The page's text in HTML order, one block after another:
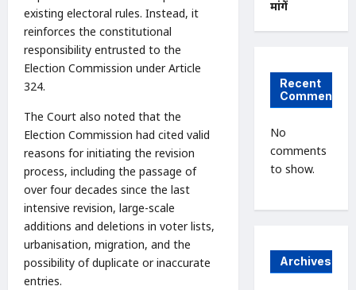
existing electoral rules. Instead, it
reinforces the constitutional
responsibility entrusted to the
Election Commission under Article
324.
The Court also noted that the
Election Commission had cited valid
reasons for initiating the revision
process, including the passage of
over four decades since the last
intensive revision, large-scale
additions and deletions in voter lists,
urbanisation, migration, and the
possibility of duplicate or inaccurate
entries.
मांगें
Recent
Comments
No
comments
to show.
Archives